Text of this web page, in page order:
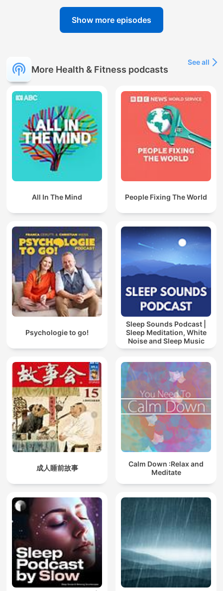
Show more episodes
More Health & Fitness podcasts
See all
All In The Mind People Fixing The World
Psychologie to go!
Sleep Sounds Podcast |
Sleep Meditation, White
Noise and Sleep Music
成人睡前故事
Calm Down :Relax and
Meditate